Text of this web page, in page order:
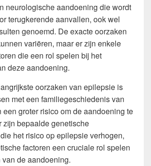
neurologische aandoening die wordt
terugkerende aanvallen, ook wel
genoemd. De exacte oorzaken
variëren, maar er zijn enkele
die een rol spelen bij het
deze aandoening.
oorzaken van epilepsie is
met een familiegeschiedenis van
groter risico om de aandoening te
zijn bepaalde genetische
het risico op epilepsie verhogen,
factoren een cruciale rol spelen
de aandoening.